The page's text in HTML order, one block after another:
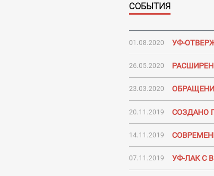
СОБЫТИЯ
01.08.2020 УФ-
26.05.2020
23.03.2020
20.11.2019 СОЗДАНО
14.11.2019
07.11.2019 УФ-ЛАК С